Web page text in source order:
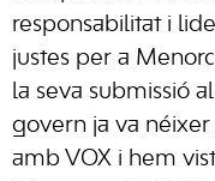
responsabilitat i
justes per a
la seva submissió
govern ja va néixer
amb VOX i hem